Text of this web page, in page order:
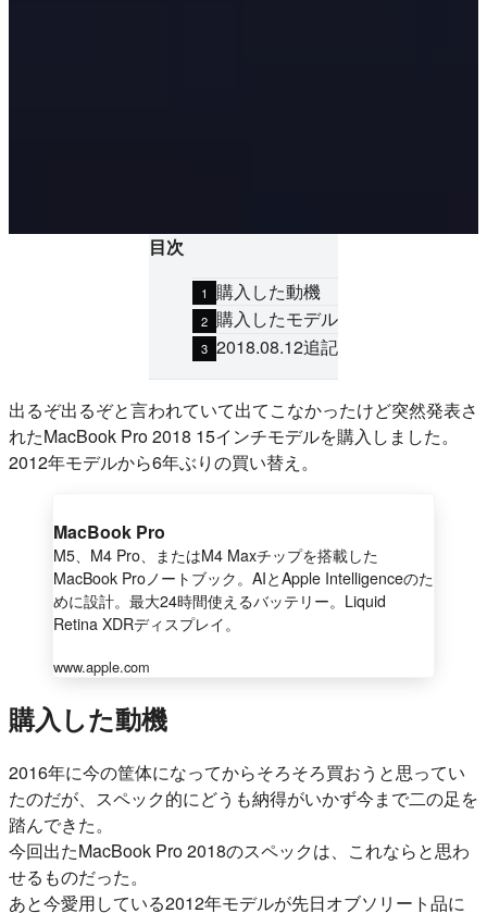
目次
購入した動機
購入したモデル
2018.08.12追記
出るぞ出るぞと言われていて出てこなかったけど突然発表さ
れたMacBook Pro 2018 15インチモデルを購入しました。
2012年モデルから6年ぶりの買い替え。
MacBook Pro
M5、M4 Pro、またはM4 Maxチップを搭載した
MacBook Proノートブック。AIとApple Intelligenceのた
めに設計。最大24時間使えるバッテリー。Liquid
Retina XDRディスプレイ。
www.apple.com
購入した動機
2016年に今の筐体になってからそろそろ買おうと思ってい
たのだが、スペック的にどうも納得がいかず今まで二の足を
踏んできた。
今回出たMacBook Pro 2018のスペックは、これならと思わ
せるものだった。
あと今愛用している2012年モデルが先日オブソリート品に